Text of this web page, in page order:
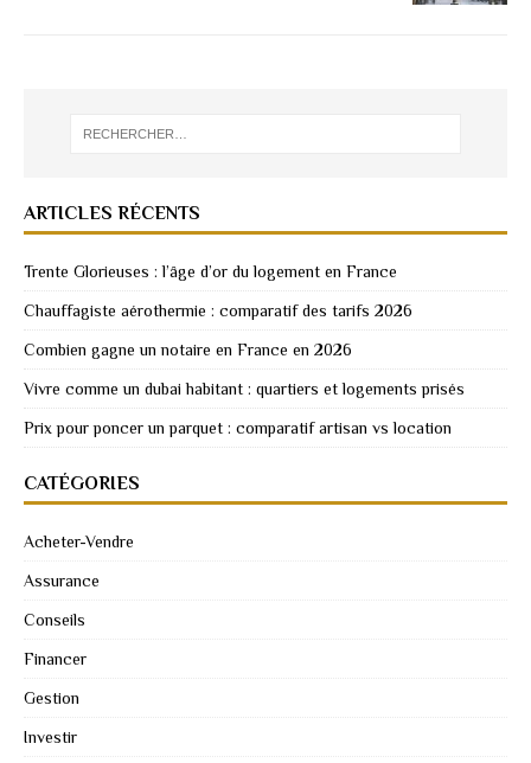
ARTICLES RÉCENTS
Trente Glorieuses : l’âge d’or du logement en France
Chauffagiste aérothermie : comparatif des tarifs 2026
Combien gagne un notaire en France en 2026
Vivre comme un dubai habitant : quartiers et logements prisés
Prix pour poncer un parquet : comparatif artisan vs location
CATÉGORIES
Acheter-Vendre
Assurance
Conseils
Financer
Gestion
Investir